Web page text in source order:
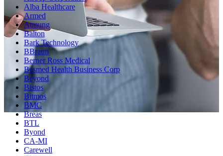
Alba Healthcare
Armed
Atmung
Balton
Bark Technology
BBraun
Berner Ross Medical
Besmed Health Business Corp
Beyond
Bistos
Bitmos
BMC
Breas
BTL
Byond
CA-MI
Carewell